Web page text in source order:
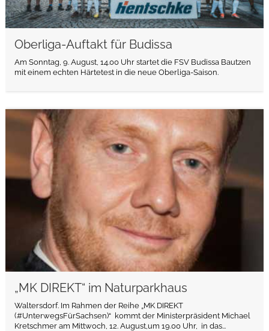
Oberliga-Auftakt für Budissa
Am Sonntag, 9. August, 14.00 Uhr startet die FSV Budissa Bautzen
mit einem echten Härtetest in die neue Oberliga-Saison.
„MK DIREKT“ im Naturparkhaus
Waltersdorf. Im Rahmen der Reihe „MK DIREKT
(#UnterwegsFürSachsen)“ kommt der Ministerpräsident Michael
Kretschmer am Mittwoch, 12. August,um 19.00 Uhr, in das...
weiterlesen